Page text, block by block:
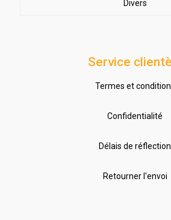
Divers
Service
Termes et
Confidentialité
Délais de réflection
Retourner l'envoi